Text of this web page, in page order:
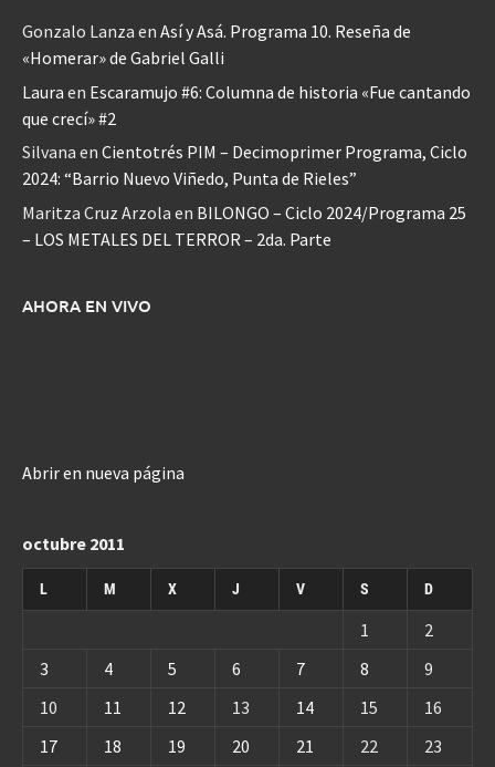
Gonzalo Lanza en Así y Asá. Programa 10. Reseña de
«Homerar» de Gabriel Galli
Laura en Escaramujo #6: Columna de historia «Fue cantando
que crecí» #2
Silvana en Cientotrés PIM – Decimoprimer Programa, Ciclo
2024: “Barrio Nuevo Viñedo, Punta de Rieles”
Maritza Cruz Arzola en BILONGO – Ciclo 2024/Programa 25
– LOS METALES DEL TERROR – 2da. Parte
AHORA EN VIVO
Abrir en nueva página
octubre 2011
L M X J V S D
1
2
3
4 5 6 7 8
9
10
11 12 13 14 15
16
17
18 19 20 21 22 23